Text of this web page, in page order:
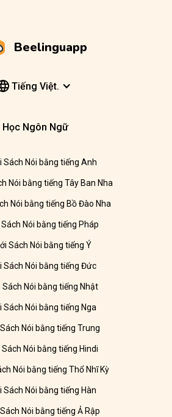
Beelinguapp
Tiếng Việt.
Học Ngôn Ngữ
Sách Nói bằng tiếng Anh
Nói bằng tiếng Tây Ban Nha
Nói bằng tiếng Bồ Đào Nha
Sách Nói bằng tiếng Pháp
Sách Nói bằng tiếng Ý
Sách Nói bằng tiếng Đức
Sách Nói bằng tiếng Nhật
Sách Nói bằng tiếng Nga
Nói bằng tiếng Trung
Sách Nói bằng tiếng Hindi
Nói bằng tiếng Thổ Nhĩ Kỳ
Sách Nói bằng tiếng Hàn
Nói bằng tiếng Ả Rập